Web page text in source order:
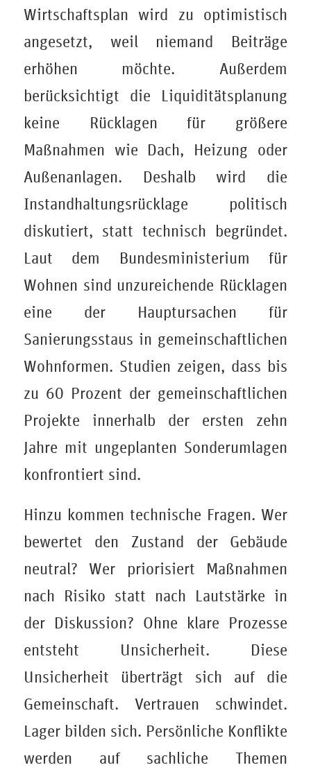
Wirtschaftsplan wird zu optimistisch
angesetzt, weil niemand Beiträge
erhöhen möchte. Außerdem
berücksichtigt die Liquiditätsplanung
keine Rücklagen für größere
Maßnahmen wie Dach, Heizung oder
Außenanlagen. Deshalb wird die
Instandhaltungsrücklage politisch
diskutiert, statt technisch begründet.
Laut dem Bundesministerium für
Wohnen sind unzureichende Rücklagen
eine der Hauptursachen für
Sanierungsstaus in gemeinschaftlichen
Wohnformen. Studien zeigen, dass bis
zu 60 Prozent der gemeinschaftlichen
Projekte innerhalb der ersten zehn
Jahre mit ungeplanten Sonderumlagen
konfrontiert sind.
Hinzu kommen technische Fragen. Wer
bewertet den Zustand der Gebäude
neutral? Wer priorisiert Maßnahmen
nach Risiko statt nach Lautstärke in
der Diskussion? Ohne klare Prozesse
entsteht Unsicherheit. Diese
Unsicherheit überträgt sich auf die
Gemeinschaft. Vertrauen schwindet.
Lager bilden sich. Persönliche Konflikte
werden auf sachliche Themen